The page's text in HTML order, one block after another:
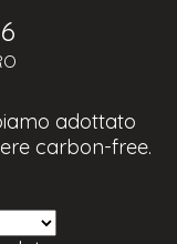
adottato
carbon-free.